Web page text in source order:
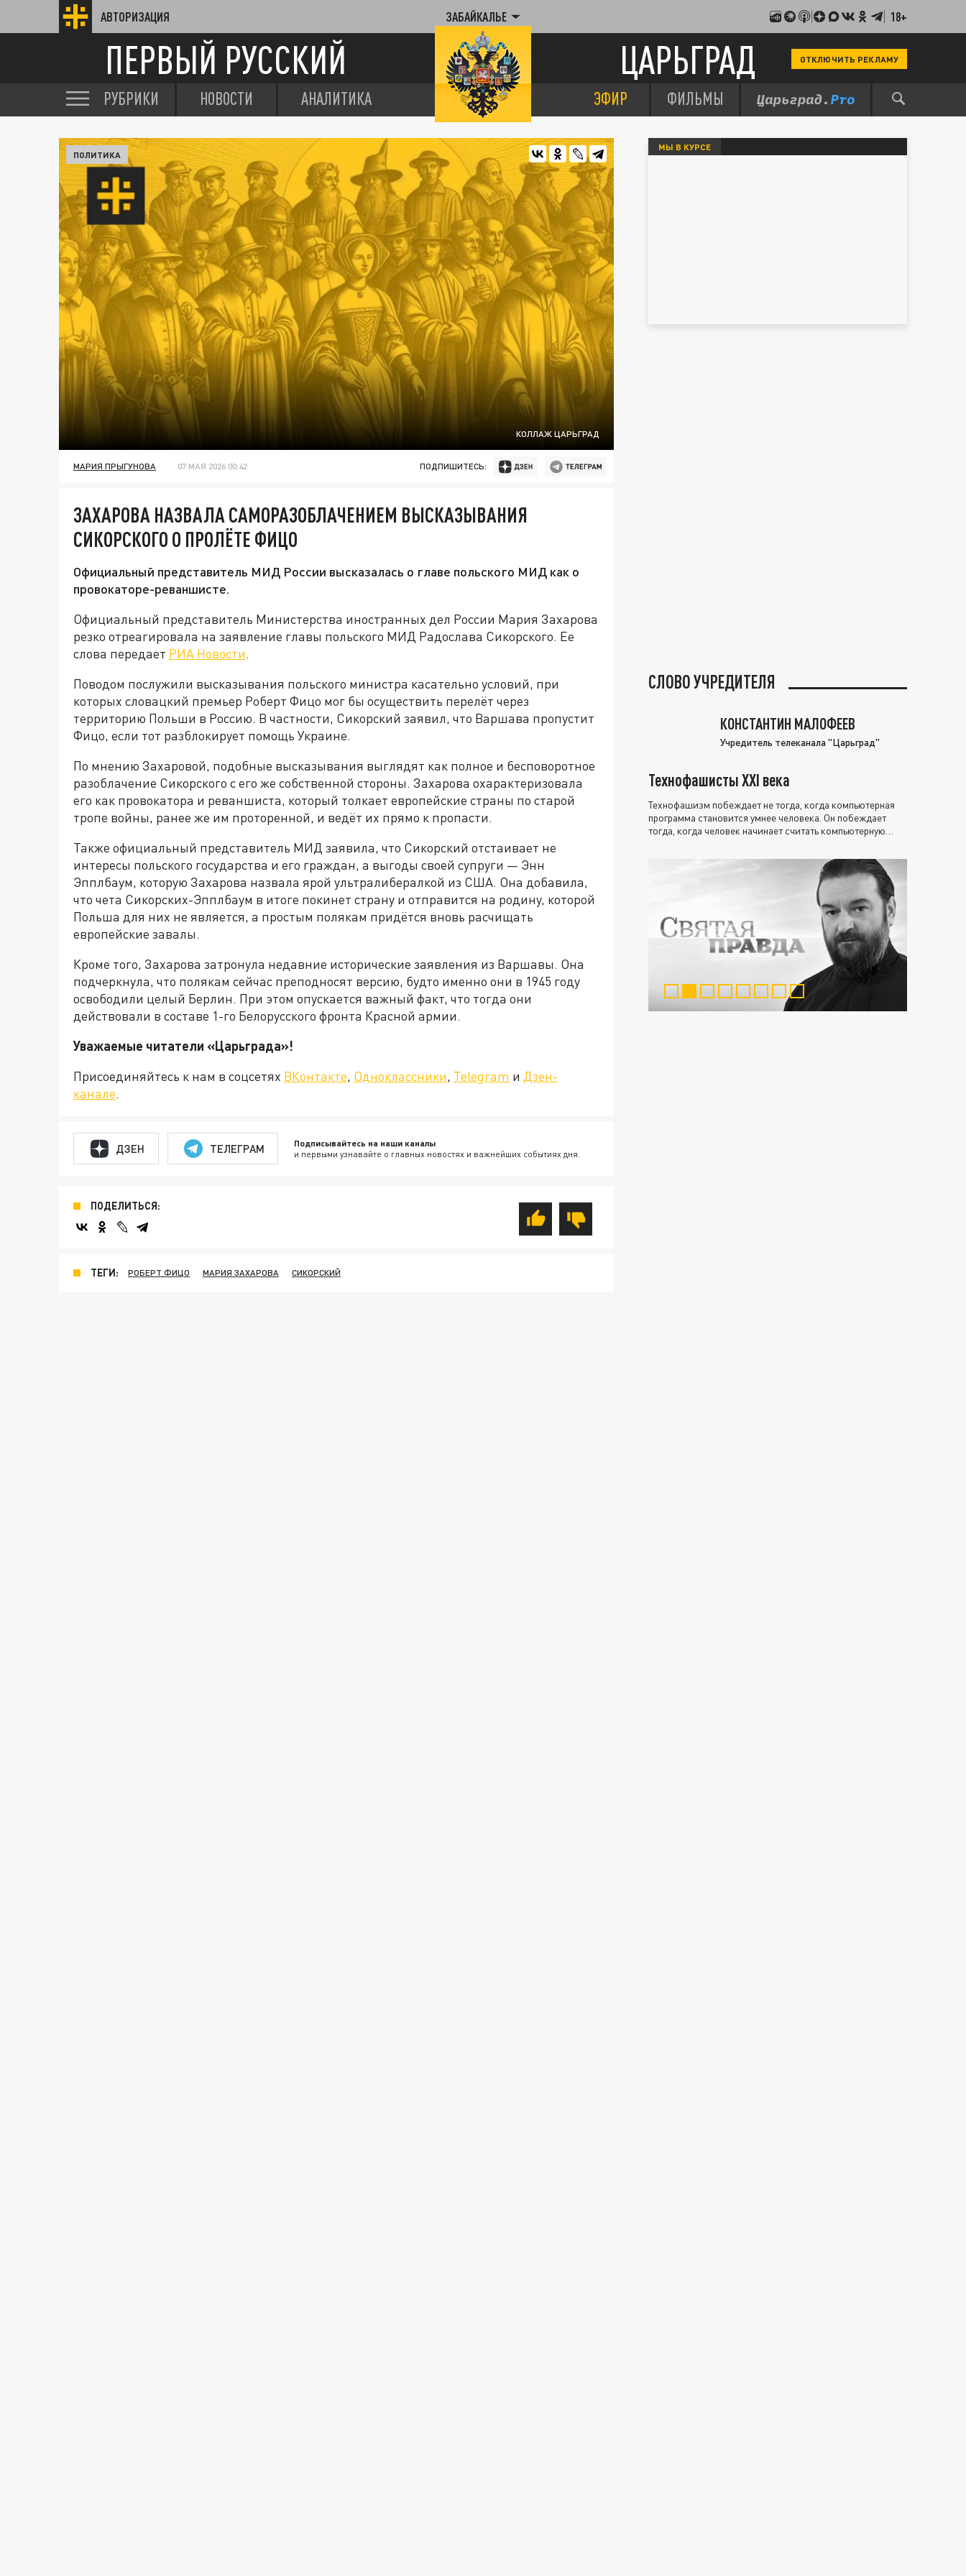
АВТОРИЗАЦИЯ ЗАБАЙКАЛЬЕ 18+
ПЕРВЫЙ РУССКИЙ ЦАРЬГРАД ОТКЛЮЧИТЬ РЕКЛАМУ
РУБРИКИ НОВОСТИ АНАЛИТИКА ЭФИР ФИЛЬМЫ
КОЛЛАЖ ЦАРЬГРАД
ПОЛИТИКА
МАРИЯ ПРЫГУНОВА 07 МАЯ 2026 00:42 ПОДПИШИТЕСЬ:
ЗАХАРОВА НАЗВАЛА САМОРАЗОБЛАЧЕНИЕМ ВЫСКАЗЫВАНИЯ
СИКОРСКОГО О ПРОЛЁТЕ ФИЦО
Официальный представитель МИД России высказалась о главе польского МИД как о
провокаторе-реваншисте.
Официальный представитель Министерства иностранных дел России Мария Захарова
резко отреагировала на заявление главы польского МИД Радослава Сикорского. Ее
слова передает РИА Новости.
Поводом послужили высказывания польского министра касательно условий, при
которых словацкий премьер Роберт Фицо мог бы осуществить перелёт через
территорию Польши в Россию. В частности, Сикорский заявил, что Варшава пропустит
Фицо, если тот разблокирует помощь Украине.
По мнению Захаровой, подобные высказывания выглядят как полное и бесповоротное
разоблачение Сикорского с его же собственной стороны. Захарова охарактеризовала
его как провокатора и реваншиста, который толкает европейские страны по старой
тропе войны, ранее же им проторенной, и ведёт их прямо к пропасти.
Также официальный представитель МИД заявила, что Сикорский отстаивает не
интересы польского государства и его граждан, а выгоды своей супруги — Энн
Эпплбаум, которую Захарова назвала ярой ультралибералкой из США. Она добавила,
что чета Сикорских-Эпплбаум в итоге покинет страну и отправится на родину, которой
Польша для них не является, а простым полякам придётся вновь расчищать
европейские завалы.
Кроме того, Захарова затронула недавние исторические заявления из Варшавы. Она
подчеркнула, что полякам сейчас преподносят версию, будто именно они в 1945 году
освободили целый Берлин. При этом опускается важный факт, что тогда они
действовали в составе 1-го Белорусского фронта Красной армии.
Уважаемые читатели «Царьграда»!
Присоединяйтесь к нам в соцсетях ВКонтакте, Одноклассники, Telegram и Дзен-
канале.
ДЗЕН ТЕЛЕГРАМ Подписывайтесь на наши каналы
и первыми узнавайте о главных новостях и важнейших событиях дня.
ПОДЕЛИТЬСЯ:
ТЕГИ: РОБЕРТ ФИЦО МАРИЯ ЗАХАРОВА СИКОРСКИЙ
МЫ В КУРСЕ
СЛОВО УЧРЕДИТЕЛЯ
КОНСТАНТИН МАЛОФЕЕВ
Учредитель телеканала "Царьград"
Технофашисты XXI века
Технофашизм побеждает не тогда, когда компьютерная
программа становится умнее человека. Он побеждает
тогда, когда человек начинает считать компьютерную